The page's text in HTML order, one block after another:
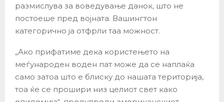
размислува за воведување данок, што не
постоеше пред војната. Вашингтон
категорично ја отфрли таа можност.
„Ако прифатиме дека користењето на
меѓународен воден пат може да се наплаќа
само затоа што е блиску до нашата територија,
тоа ќе се прошири низ целиот свет како